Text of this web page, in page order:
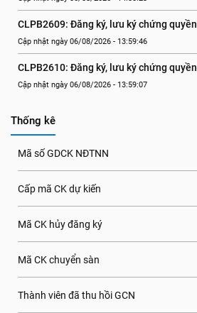
CLPB2609: Đăng ký, lưu ký chứng quyền
Cập nhật ngày 06/08/2026 - 13:59:46
CLPB2610: Đăng ký, lưu ký chứng quyền
Cập nhật ngày 06/08/2026 - 13:59:07
Thống kê
Mã số GDCK NĐTNN
Cấp mã CK dự kiến
Mã CK hủy đăng ký
Mã CK chuyển sàn
Thành viên đã thu hồi GCN